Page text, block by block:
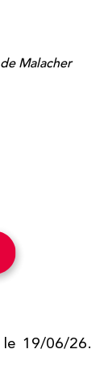
Malacher
19/06/26.